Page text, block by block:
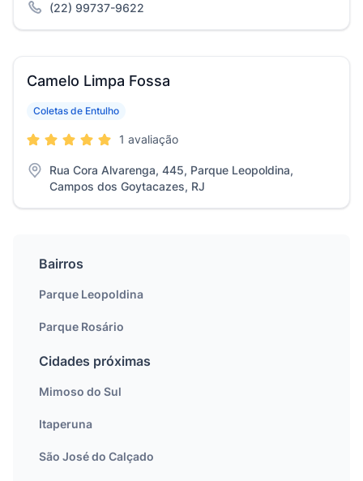
(22) 99737-9622
Camelo Limpa Fossa
Coletas de Entulho
1 avaliação
Rua Cora Alvarenga, 445, Parque Leopoldina,
Campos dos Goytacazes, RJ
Bairros
Parque Leopoldina
Parque Rosário
Cidades próximas
Mimoso do Sul
Itaperuna
São José do Calçado